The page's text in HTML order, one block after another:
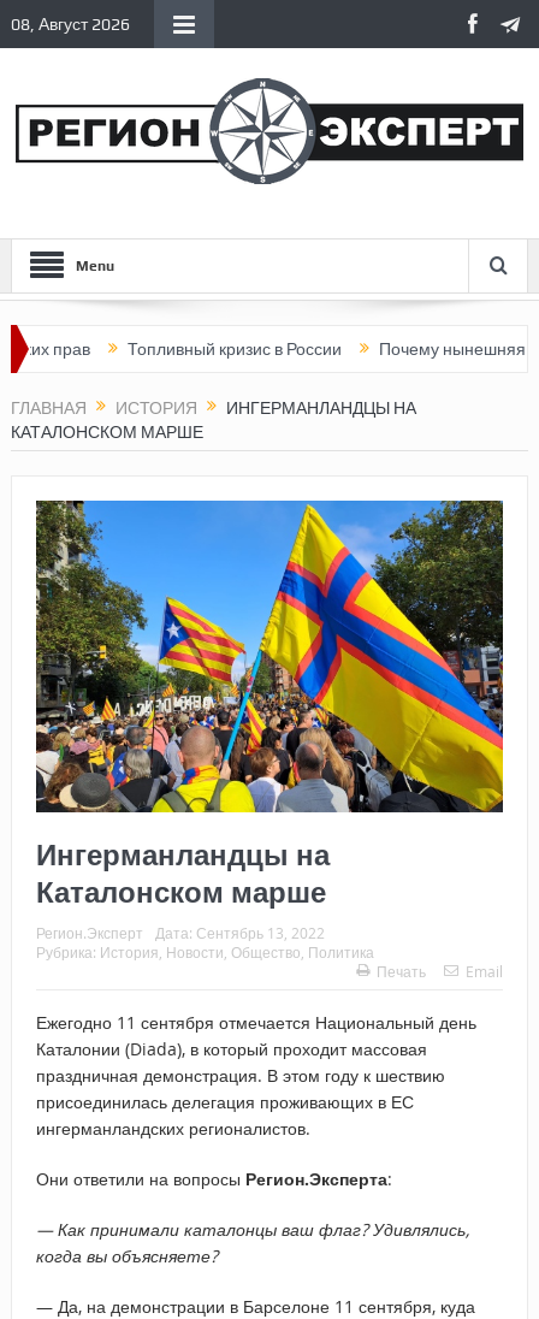
08, Август 2026
Menu
Топливный кризис в России Почему нынешняя Россия
ГЛАВНАЯ ИСТОРИЯ
ИНГЕРМАНЛАНДЦЫ НА
КАТАЛОНСКОМ МАРШЕ
Ингерманландцы на
Каталонском марше
Регион.Эксперт Дата: Сентябрь 13, 2022
Рубрика: История Новости Общество Политика
Печать
Email
Ежегодно 11 сентября отмечается Национальный день
Каталонии (Diada), в который проходит массовая
праздничная демонстрация. В этом году к шествию
присоединилась делегация проживающих в ЕС
ингерманландских регионалистов.
Они ответили на вопросы Регион.Эксперта:
— Как принимали каталонцы ваш флаг? Удивлялись,
когда вы объясняете?
— Да, на демонстрации в Барселоне 11 сентября, куда